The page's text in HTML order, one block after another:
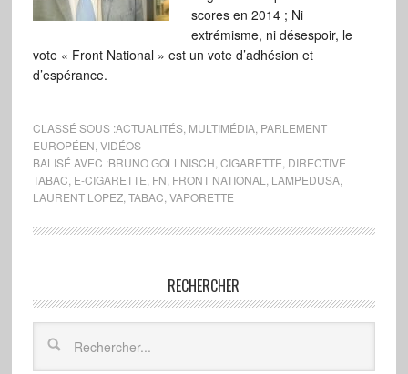
scores en 2014 ; Ni
extrémisme, ni désespoir, le
vote « Front National » est un vote d’adhésion et
d’espérance.
CLASSÉ SOUS :ACTUALITÉS, MULTIMÉDIA, PARLEMENT
EUROPÉEN VIDÉOS
BALISÉ AVEC :BRUNO GOLLNISCH CIGARETTE DIRECTIVE
TABAC E-CIGARETTE FN FRONT NATIONAL LAMPEDUSA,
LAURENT LOPEZ, TABAC VAPORETTE
RECHERCHER